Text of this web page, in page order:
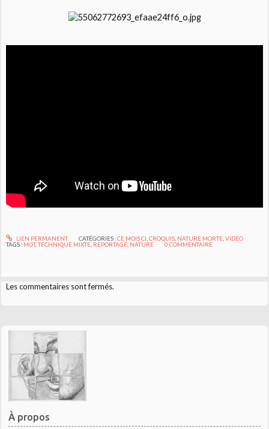
LIEN PERMANENT CATÉGORIES :CE MOIS CI CROQUIS, NATURE MORTE, VIDÉO
TAGS : MOT,TECHNIQUE MIXTE REPORTAGE NATURE 0 COMMENTAIRE
Les commentaires sont fermés.
À propos